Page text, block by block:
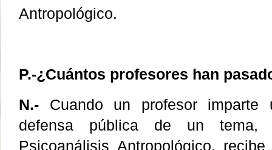
Antropológico.
P.-¿Cuántos profesores han
N.- Cuando un profesor
defensa pública de un tema,
Psicoanálisis Antropológico,